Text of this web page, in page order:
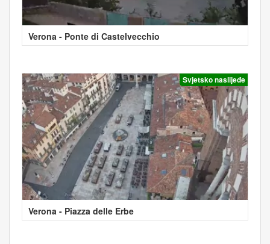
Verona - Ponte di Castelvecchio
Svjetsko naslijeđe
Verona - Piazza delle Erbe